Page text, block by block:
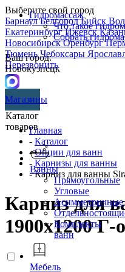
Выберите свой город
БарнаулБелгородБийск
ЕкатеринбургИжевск
НовосибирскОренбург
ТюменьЧебоксары
Перезвонить
Гидромассаж
Что такое
Собрать
Ваш город:
Новокузнецк
Магазины
Каталог
товаров
Ванны
Прямоугольные
Угловые
Асимметричные
Комплекты
ванн
Мебель
Главная
- Каталог
-Опции для ванн
- Карнизы для ванны
- Карниз для ванны
Карниз для
1900х1200